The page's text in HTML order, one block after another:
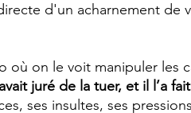
d'un acharnement de
où on le voit manipuler les
juré de la tuer, et il l’a fait
ses insultes, ses